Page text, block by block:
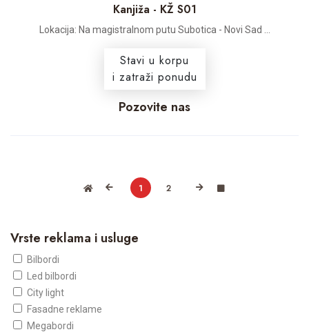
Kanjiža - KŽ S01
Lokacija: Na magistralnom putu Subotica - Novi Sad ...
Stavi u korpu
i zatraži ponudu
Pozovite nas
1 2
Vrste reklama i usluge
Bilbordi
Led bilbordi
City light
Fasadne reklame
Megabordi